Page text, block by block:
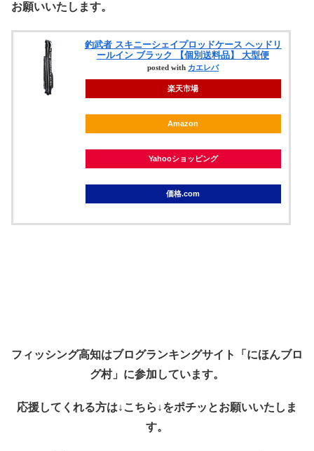
お願いいたします。
釣武者 スキニーシェイプロッドケース ヘッドリ
ールイン ブラック 【個別送料品】 大型便
posted with カエレバ
楽天市場
Amazon
Yahooショッピング
価格.com
フィッシング高知はブログランキングサイト「にほんブロ
グ村」に参加しています。
応援してくれる方は↓こちら↓をポチッ とお願いいたしま
す。